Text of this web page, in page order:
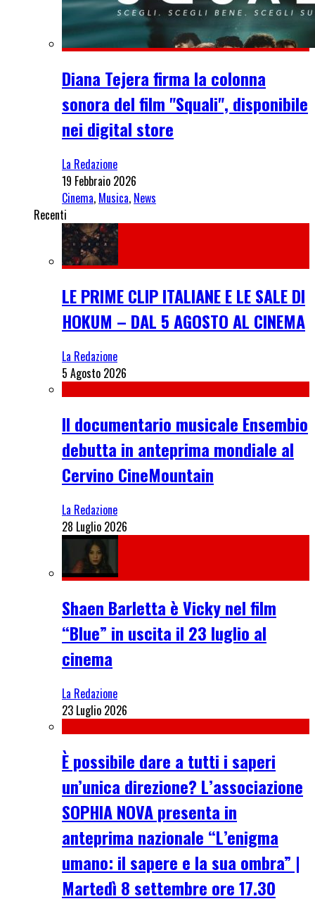
Diana Tejera firma la colonna
sonora del film "Squali", disponibile
nei digital store
La Redazione
19 Febbraio 2026
Cinema, Musica, News
Recenti
LE PRIME CLIP ITALIANE E LE SALE DI
HOKUM – DAL 5 AGOSTO AL CINEMA
La Redazione
5 Agosto 2026
Il documentario musicale Ensembio
debutta in anteprima mondiale al
Cervino CineMountain
La Redazione
28 Luglio 2026
Shaen Barletta è Vicky nel film
“Blue” in uscita il 23 luglio al
cinema
La Redazione
23 Luglio 2026
È possibile dare a tutti i saperi
un’unica direzione? L’associazione
SOPHIA NOVA presenta in
anteprima nazionale “L’enigma
umano: il sapere e la sua ombra” |
Martedì 8 settembre ore 17.30